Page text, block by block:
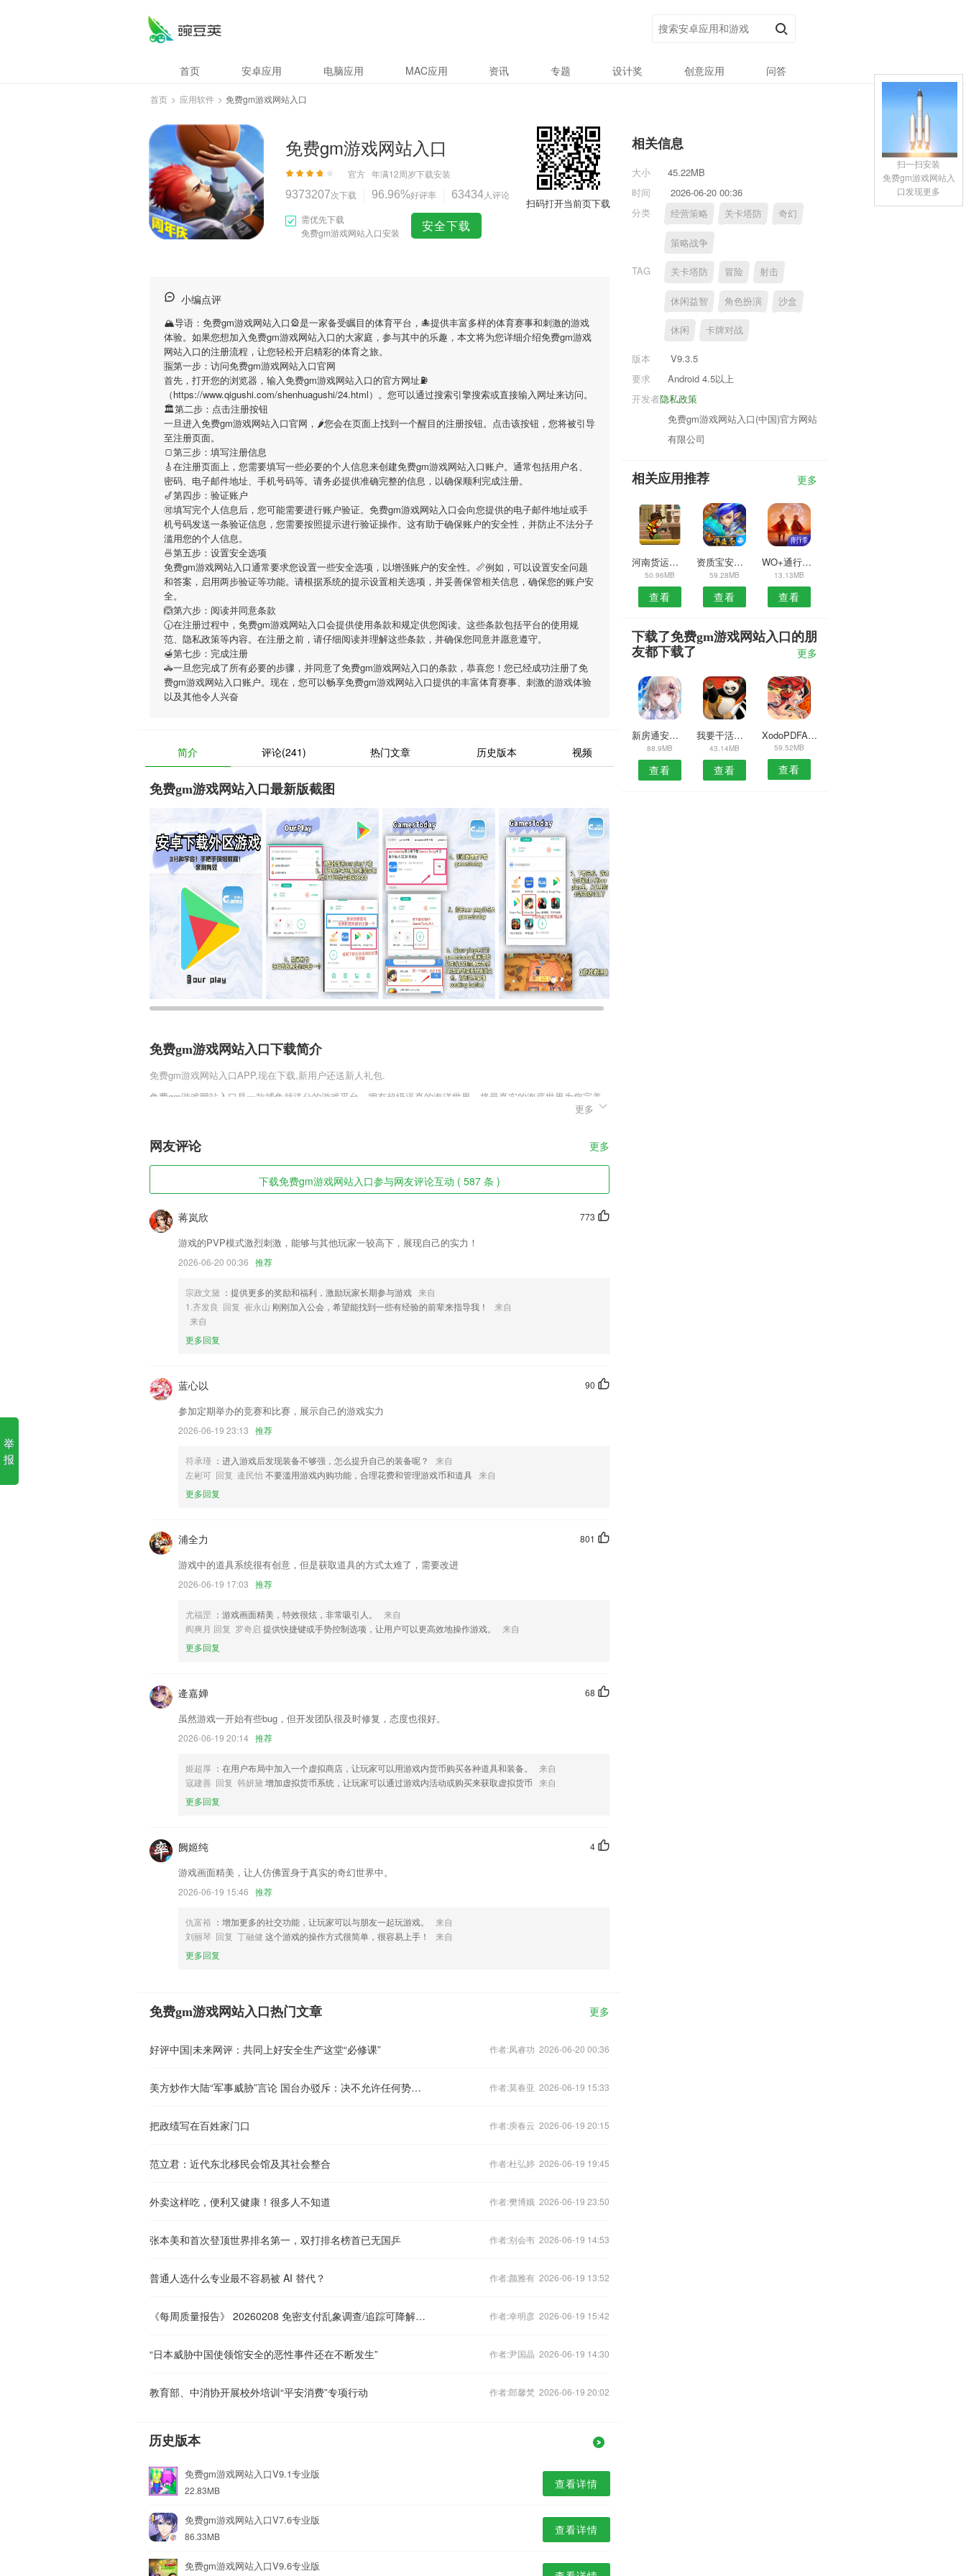
首页 安卓应用 电脑应用 MAC应用 资讯 专题 设计奖 创意应用 问答
首页 > 应用软件 > 免费gm游戏网站入口
免费gm游戏网站入口
官方 年满12周岁下载安装
9373207次下载 96.96%好评率 63434人评论
需优先下载
免费gm游戏网站入口安装
安全下载
扫码打开当前页下载
小编点评
🏔导语： 免费gm游戏网站入口🎡是一家备受瞩目的体育平台，🐙提供丰富多样的体育赛事和刺激的游戏
体验。如果您想加入免费gm游戏网站入口的大家庭，参与其中的乐趣，本文将为您详细介绍免费gm游戏
网站入口的注册流程，让您轻松开启精彩的体育之旅。
🈯第一步：访问免费gm游戏网站入口官网
首先，打开您的浏览器，输入免费gm游戏网站入口的官方网址⛽️
（https://www.qigushi.com/shenhuagushi/24.html）。您可以通过搜索引擎搜索或直接输入网址来访问。
🏛第二步：点击注册按钮
一旦进入免费gm游戏网站入口官网，🌶您会在页面上找到一个醒目的注册按钮。点击该按钮，您将被引导
至注册页面。
🍞第三步：填写注册信息
🎸在注册页面上，您需要填写一些必要的个人信息来创建免费gm游戏网站入口账户。通常包括用户名、
密码、电子邮件地址、手机号码等。请务必提供准确完整的信息，以确保顺利完成注册。
🎷第四步：验证账户
🉑填写完个人信息后，您可能需要进行账户验证。 免费gm游戏网站入口会向您提供的电子邮件地址或手
机号码发送一条验证信息，您需要按照提示进行验证操作。这有助于确保账户的安全性，并防止不法分子
滥用您的个人信息。
🍜第五步：设置安全选项
免费gm游戏网站入口通常要求您设置一些安全选项，以增强账户的安全性。📏例如，可以设置安全问题
和答案，启用两步验证等功能。请根据系统的提示设置相关选项，并妥善保管相关信息，确保您的账户安
全。
🙆第六步：阅读并同意条款
🕡在注册过程中， 免费gm游戏网站入口会提供使用条款和规定供您阅读。这些条款包括平台的使用规
范、隐私政策等内容。在注册之前，请仔细阅读并理解这些条款，并确保您同意并愿意遵守。
🍯第七步：完成注册
🚓一旦您完成了所有必要的步骤，并同意了免费gm游戏网站入口的条款，恭喜您！您已经成功注册了免
费gm游戏网站入口账户。现在，您可以畅享免费gm游戏网站入口提供的丰富体育赛事、刺激的游戏体验
以及其他令人兴奋
简介 评论(241) 热门文章 历史版本 视频
免费gm游戏网站入口最新版截图
免费gm游戏网站入口下载简介
免费gm游戏网站入口APP,现在下载,新用户还送新人礼包.
免费gm游戏网站入口是一款捕鱼就送分的游戏平台，拥有超级逼真的海洋世界，将最真实的海底世界为您完美
呈现，能够让你在这里时刻感受到捕鱼魅力，许多的模式和主题你都可以体会，逐渐的通过比赛来收集积分，享
免费gm游戏网站入口软件特色
2,签约居民管理:通过在线咨询,为患者解答疑问,进行健康干预及健康宣教;
3,20多个频道的新鲜内容全天候滚动更新，手指轻轻一划，世界就在你手中。
4,【智能交互】
5,对话故事，边点边看
免费gm游戏网站入口软件优势
1.上公开课,名师互动天天好课.
2.·汇整俄语所需的各种场景对话，每个单词和对话均有标准真人发音
4.语音操作简单方便，让学习像游戏一样轻松。
5.网校名师智能组卷，客观展现知识点考试频率，尊重往年考试规律，结合每位学员以往的练习、测试情况，推
荐专属您的模拟试卷，360度提升应试能力和复习效果
免费gm游戏网站入口更新了什么?
提升程序的稳定性，优化速度～
城际拼车支持预先付费用车方式；
隐私政策优化
修复闪退与其他已知问题，使用更流畅
联系我们
以上就是免费gm游戏网站入口的介绍，如果您喜欢这款软件，您可以到应用商店进行打分评论，说出您的使用
经历，以帮助我们更好的对产品进行优化修改。
更多
网友评论 更多
下载免费gm游戏网站入口参与网友评论互动 ( 587 条 )
773
蒋岚欣
游戏的PVP模式激烈刺激，能够与其他玩家一较高下，展现自己的实力！
2026-06-20 00:36 推荐
宗政文黛 ：提供更多的奖励和福利，激励玩家长期参与游戏 来自
1.齐发良 回复 崔永山 刚刚加入公会，希望能找到一些有经验的前辈来指导我！
来自
来自
更多回复
90
蓝心以
参加定期举办的竞赛和比赛，展示自己的游戏实力
2026-06-19 23:13 推荐
符承瑾 ：进入游戏后发现装备不够强，怎么提升自己的装备呢？
来自
左彬可 回复 逄民怡 不要滥用游戏内购功能，合理花费和管理游戏币和道具 来自
更多回复
801
浦全力
游戏中的道具系统很有创意，但是获取道具的方式太难了，需要改进
2026-06-19 17:03 推荐
尤福罡 ：游戏画面精美，特效很炫，非常吸引人。
来自
阎爽月 回复 罗奇启 提供快捷键或手势控制选项，让用户可以更高效地操作游戏。
来自
更多回复
68
逄嘉婵
虽然游戏一开始有些bug，但开发团队很及时修复，态度也很好。
2026-06-19 20:14 推荐
姬超厚 ：在用户布局中加入一个虚拟商店，让玩家可以用游戏内货币购买各种道具和装备。
来自
寇建善 回复 韩妍黛 增加虚拟货币系统，让玩家可以通过游戏内活动或购买来获取虚拟货币 来自
更多回复
4
阙姬纯
游戏画面精美，让人仿佛置身于真实的奇幻世界中。
2026-06-19 15:46 推荐
仇富裕 ：增加更多的社交功能，让玩家可以与朋友一起玩游戏。
来自
刘丽琴 回复 丁融健 这个游戏的操作方式很简单，很容易上手！
来自
更多回复
免费gm游戏网站入口热门文章 更多
好评中国|未来网评：共同上好安全生产这堂“必修课” 作者:凤睿功 2026-06-20 00:36
美方炒作大陆“军事威胁”言论 国台办驳斥：决不允许任何势力把宝岛变成“地狱” 作者:莫春亚 2026-06-19 15:33
把政绩写在百姓家门口 作者:庾春云 2026-06-19 20:15
范立君：近代东北移民会馆及其社会整合 作者:杜弘婷 2026-06-19 19:45
外卖这样吃，便利又健康！很多人不知道 作者:樊博娥 2026-06-19 23:50
张本美和首次登顶世界排名第一，双打排名榜首已无国乒 作者:别会韦 2026-06-19 14:53
普通人选什么专业最不容易被 AI 替代？ 作者:颜雅有 2026-06-19 13:52
《每周质量报告》 20260208 免密支付乱象调查/追踪可降解一次性杯子 作者:幸明彦 2026-06-19 15:42
“日本威胁中国使领馆安全的恶性事件还在不断发生” 作者:尹国晶 2026-06-19 14:30
教育部、中消协开展校外培训“平安消费”专项行动 作者:郎馨梵 2026-06-19 20:02
历史版本
免费gm游戏网站入口V9.1专业版
22.83MB 查看详情
免费gm游戏网站入口V7.6专业版
86.33MB 查看详情
免费gm游戏网站入口V9.6专业版
相关信息
大小
45.22MB
时间
2026-06-20 00:36
分类
经营策略 关卡塔防 奇幻
策略战争
TAG 关卡塔防 冒险 射击
休闲益智 角色扮演 沙盒
休闲 卡牌对战
版本
V9.3.5
要求
Android 4.5以上
隐私政策
开发者
免费gm游戏网站入口(中国)官方网站
有限公司
相关应用推荐 更多
河南货运网安卓版
50.96MB
查看
资质宝安卓版
59.28MB
查看
WO+通行证安卓版
13.13MB
查看
下载了免费gm游戏网站入口的朋
友都下载了
更多
新房通安卓版
88.9MB
查看
我要干活雇主端安卓版
43.14MB
查看
XodoPDFAPP
59.52MB
查看
扫一扫安装
免费gm游戏网站入
口发现更多
举
报